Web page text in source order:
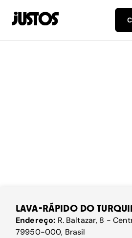
LAVA-RÁPIDO DO
Endereço: R. Baltazar, 8 -
79950-000, Brasil